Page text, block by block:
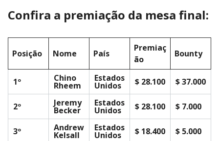
Confira a premiação da mesa final:
Posição Nome País
Premiaç
ão
Bounty
1º Chino
Rheem
Estados
Unidos $ 28.100 $ 37.000
2º Jeremy
Becker
Estados
Unidos $ 28.100 $ 7.000
3º Andrew
Kelsall
Estados
Unidos $ 18.400 $ 5.000